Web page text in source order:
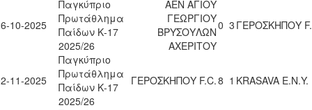
10-2025
Παγκύπριο
Πρωτάθλημα
Παίδων Κ-17
2025/26
ΑΕΝ ΑΓΙΟΥ
ΓΕΩΡΓΙΟΥ
ΒΡΥΣΟΥΛΩΝ
ΑΧΕΡΙΤΟΥ
0 3 ΓΕΡΟΣΚΗΠΟΥ
11-2025
Παγκύπριο
Πρωτάθλημα
Παίδων Κ-17
2025/26
ΓΕΡΟΣΚΗΠΟΥ F.C.8 1 KRASAVA Ε.Ν.Y.